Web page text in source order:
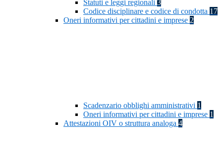
Statuti e leggi regionali 3
Codice disciplinare e codice di condotta 17
Oneri informativi per cittadini e imprese 2
Scadenzario obblighi amministrativi 1
Oneri informativi per cittadini e imprese 1
Attestazioni OIV o struttura analoga 4